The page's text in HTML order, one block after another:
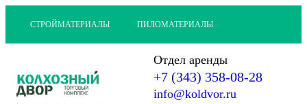
СТРОЙМАТЕРИАЛЫ ПИЛОМАТЕРИАЛЫ
Отдел аренды
+7 (343) 358-08-28
info@koldvor.ru